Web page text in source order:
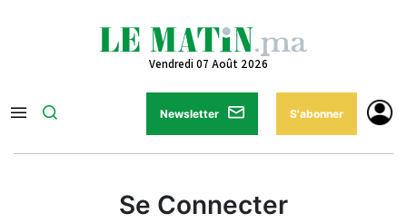
Vendredi 07 Août 2026
Newsletter S'abonner
Se Connecter